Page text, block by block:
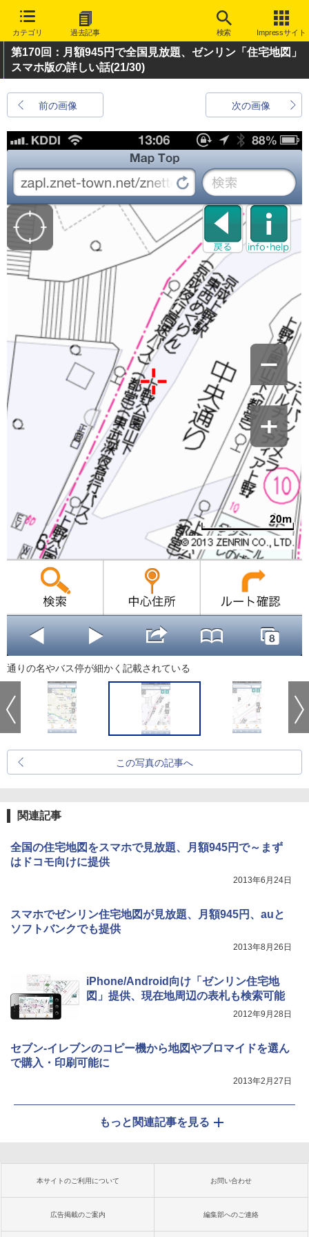
カテゴリ 過去記事 検索 Impressサイト
第170回：月額945円で全国見放題、ゼンリン「住宅地図」
スマホ版の詳しい話(21/30)
前の画像 次の画像
通りの名やバス停が細かく記載されている
この写真の記事へ
関連記事
全国の住宅地図をスマホで見放題、月額945円で～まず
はドコモ向けに提供
2013年6月24日
スマホでゼンリン住宅地図が見放題、月額945円、auと
ソフトバンクでも提供
2013年8月26日
iPhone/Android向け「ゼンリン住宅地
図」提供、現在地周辺の表札も検索可能
2012年9月28日
セブン-イレブンのコピー機から地図やブロマイドを選ん
で購入・印刷可能に
2013年2月27日
もっと関連記事を見る
本サイトのご利用について お問い合わせ
広告掲載のご案内 編集部へのご連絡